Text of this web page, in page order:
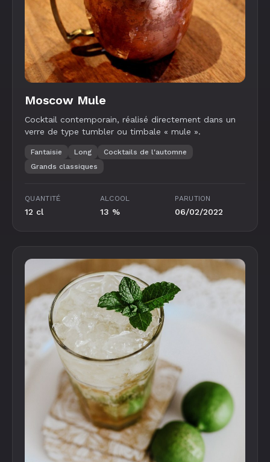
Moscow Mule
Cocktail contemporain, réalisé directement dans un
verre de type tumbler ou timbale « mule ».
Fantaisie Long
Cocktails de l'automne
Grands classiques
QUANTITÉ
12 cl
ALCOOL
13 %
PARUTION
06/02/2022